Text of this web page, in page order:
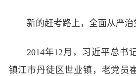
新的赶考路上，全面从严治
2014年12月，习近平总书
镇江市丹徒区世业镇，老党员